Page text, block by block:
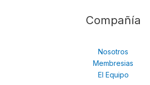
Compañía
Nosotros
Membresias
El Equipo